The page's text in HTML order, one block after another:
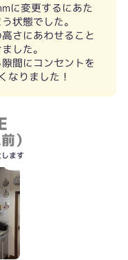
に変更するにあた
状態でした。
さにあわせること
した。
間にコンセントを
なりました！
）
ます